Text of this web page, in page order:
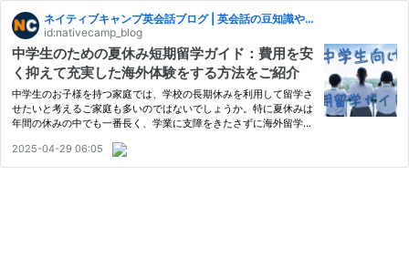
ネイティブキャンプ英会話ブログ | 英会話の豆知識や情報満載
id:nativecamp_blog
中学生のための夏休み短期留学ガイド：費用を安
く抑えて充実した海外体験をする方法をご紹介
中学生のお子様を持つ家庭では、学校の長期休みを利用して留学さ
せたいと考えるご家庭も多いのではないでしょうか。特に夏休みは
年間の休みの中でも一番長く、学業に支障をきたさずに海外留学で
での留学に不安を持つ人も少なくありません。 この記事では、中…
2025-04-29 06:05